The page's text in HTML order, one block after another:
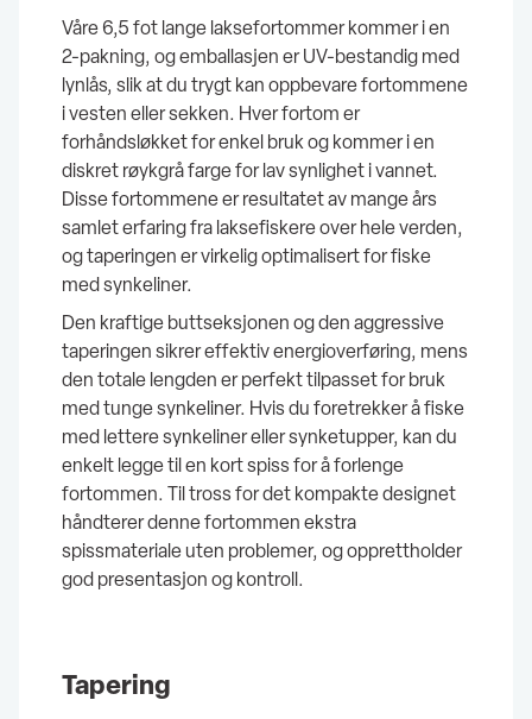
Våre 6,5 fot lange laksefortommer kommer i en
2-pakning, og emballasjen er UV-bestandig med
lynlås, slik at du trygt kan oppbevare fortommene
i vesten eller sekken. Hver fortom er
forhåndsløkket for enkel bruk og kommer i en
diskret røykgrå farge for lav synlighet i vannet.
Disse fortommene er resultatet av mange års
samlet erfaring fra laksefiskere over hele verden,
og taperingen er virkelig optimalisert for fiske
med synkeliner.
Den kraftige buttseksjonen og den aggressive
taperingen sikrer effektiv energioverføring, mens
den totale lengden er perfekt tilpasset for bruk
med tunge synkeliner. Hvis du foretrekker å fiske
med lettere synkeliner eller synketupper, kan du
enkelt legge til en kort spiss for å forlenge
fortommen. Til tross for det kompakte designet
håndterer denne fortommen ekstra
spissmateriale uten problemer, og opprettholder
god presentasjon og kontroll.
Tapering